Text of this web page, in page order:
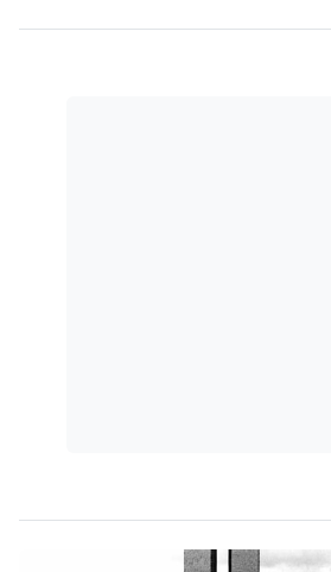
Lei nº 9.455/97 tipificou a tortura